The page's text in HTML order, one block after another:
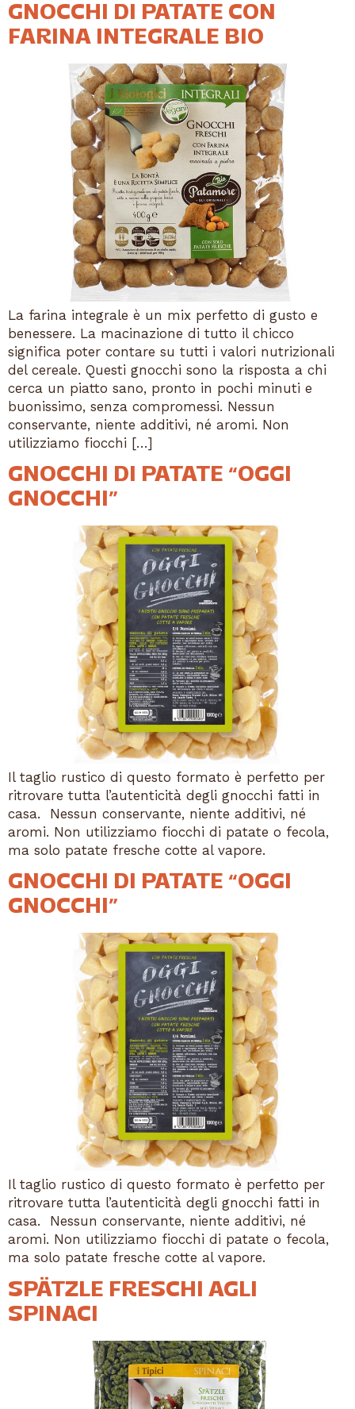
GNOCCHI DI PATATE CON
FARINA INTEGRALE BIO
La farina integrale è un mix perfetto di gusto e
benessere. La macinazione di tutto il chicco
significa poter contare su tutti i valori nutrizionali
del cereale. Questi gnocchi sono la risposta a chi
cerca un piatto sano, pronto in pochi minuti e
buonissimo, senza compromessi. Nessun
conservante, niente additivi, né aromi. Non
utilizziamo fiocchi […]
GNOCCHI DI PATATE “OGGI
GNOCCHI”
Il taglio rustico di questo formato è perfetto per
ritrovare tutta l’autenticità degli gnocchi fatti in
casa. Nessun conservante, niente additivi, né
aromi. Non utilizziamo fiocchi di patate o fecola,
ma solo patate fresche cotte al vapore.
GNOCCHI DI PATATE “OGGI
GNOCCHI”
Il taglio rustico di questo formato è perfetto per
ritrovare tutta l’autenticità degli gnocchi fatti in
casa. Nessun conservante, niente additivi, né
aromi. Non utilizziamo fiocchi di patate o fecola,
ma solo patate fresche cotte al vapore.
SPÄTZLE FRESCHI AGLI
SPINACI